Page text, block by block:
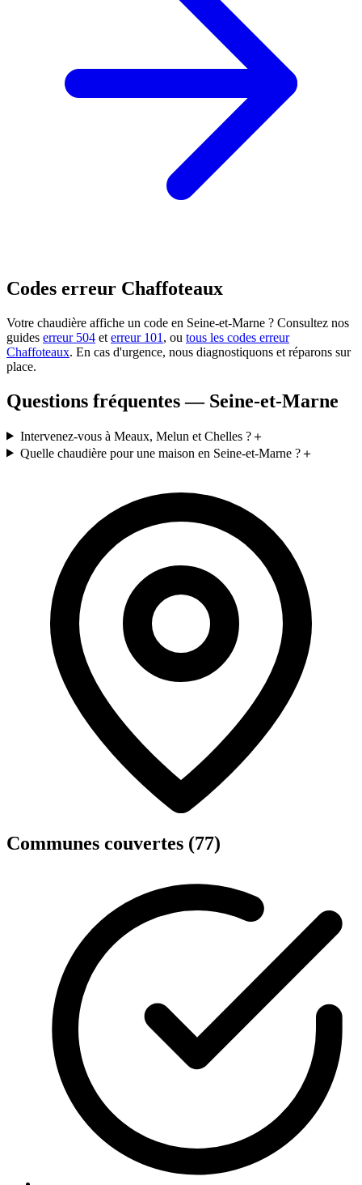
Codes erreur Chaffoteaux
Votre chaudière affiche un code en Seine-et-Marne ? Consultez nos
guides erreur 504 et erreur 101 , ou tous les codes erreur
Chaffoteaux. En cas d'urgence, nous diagnostiquons et réparons sur
place.
Questions fréquentes — Seine-et-Marne
Intervenez-vous à Meaux, Melun et Chelles ?＋
Quelle chaudière pour une maison en Seine-et-Marne ?＋
Communes couvertes (77)